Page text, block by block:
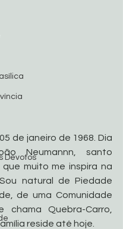
Devotos
de janeiro de 1968. Dia
Neumannn, santo
muito me inspira na
natural de Piedade
de uma Comunidade
chama Quebra-Carro,
reside até hoje.